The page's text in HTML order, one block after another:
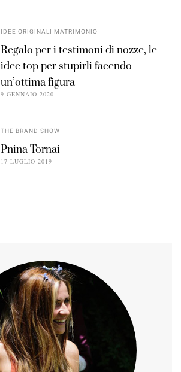
IDEE ORIGINALI MATRIMONIO
Regalo per i testimoni di nozze, le
idee top per stupirli facendo
un’ottima figura
9 GENNAIO 2020
THE BRAND SHOW
Pnina Tornai
17 LUGLIO 2019